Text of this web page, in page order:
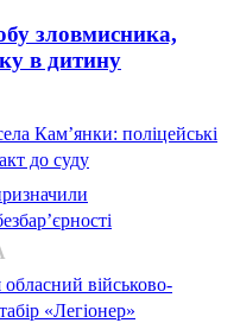
зловмисника,
в дитину
Кам’янки: поліцейські
до суду
військово-
«Легіонер»